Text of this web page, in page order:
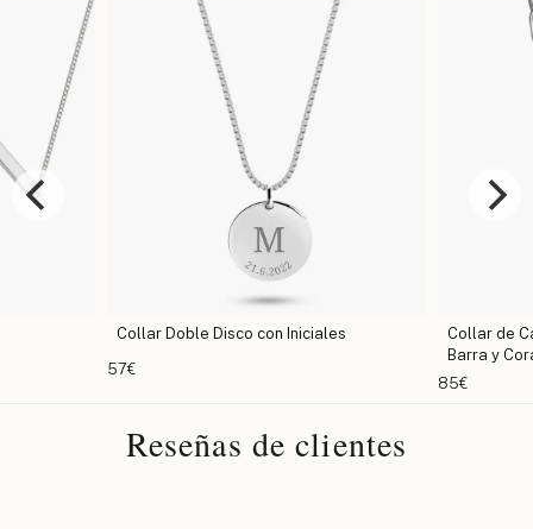
Collar Doble Disco con Iniciales
57€
Collar de
Barra y
85€
Reseñas de clientes